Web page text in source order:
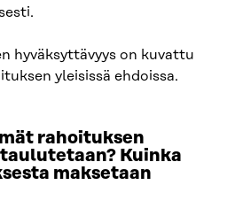
hyväksyttävyys on kuvattu
yleisissä ehdoissa.
rahoituksen
Kuinka
maksetaan